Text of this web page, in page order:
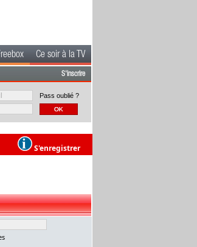
Ce soir à la TV
S'inscrire
Pass oublié ?
S'enregistrer